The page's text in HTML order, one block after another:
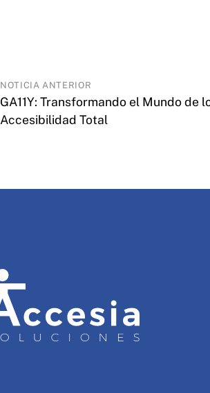
NOTICIA ANTERIOR
GA11Y: Transformando el Mundo de
Accesibilidad Total